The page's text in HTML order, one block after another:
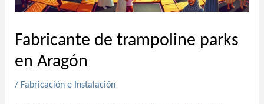
Fabricante de trampoline parks
en Aragón
/ Fabricación e Instalación